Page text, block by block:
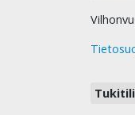
Tukitili